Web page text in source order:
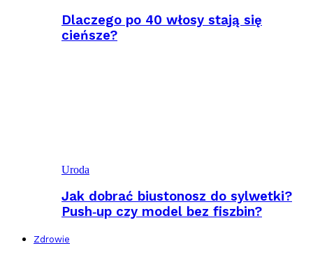
Dlaczego po 40 włosy stają się
cieńsze?
Uroda
Jak dobrać biustonosz do sylwetki?
Push‑up czy model bez fiszbin?
Zdrowie